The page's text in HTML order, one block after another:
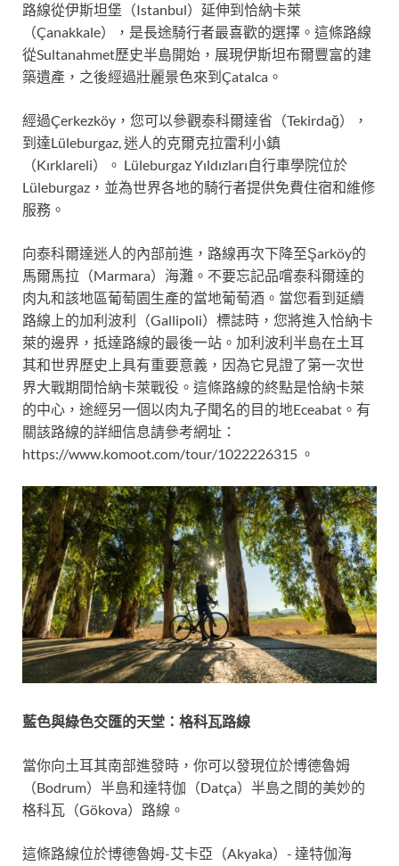
路線從伊斯坦堡（Istanbul）延伸到恰納卡萊
（Çanakkale），是長途騎行者最喜歡的選擇。這條路線
從Sultanahmet歷史半島開始，展現伊斯坦布爾豐富的建
築遺產，之後經過壯麗景色來到Çatalca。
經過Çerkezköy，您可以參觀泰科爾達省（Tekirdağ），
到達Lüleburgaz, 迷人的克爾克拉雷利小鎮
（Kırklareli）。 Lüleburgaz Yıldızları自行車學院位於
Lüleburgaz，並為世界各地的騎行者提供免費住宿和維修
服務。
向泰科爾達迷人的內部前進，路線再次下降至Şarköy的
馬爾馬拉（Marmara）海灘。不要忘記品嚐泰科爾達的
肉丸和該地區葡萄園生產的當地葡萄酒。當您看到延續
路線上的加利波利（Gallipoli）標誌時，您將進入恰納卡
萊的邊界，抵達路線的最後一站。加利波利半島在土耳
其和世界歷史上具有重要意義，因為它見證了第一次世
界大戰期間恰納卡萊戰役。這條路線的終點是恰納卡萊
的中心，途經另一個以肉丸子聞名的目的地Eceabat。有
關該路線的詳細信息請參考網址：
https://www.komoot.com/tour/1022226315 。
藍色與綠色交匯的天堂：格科瓦路線
當你向土耳其南部進發時，你可以發現位於博德魯姆
（Bodrum）半島和達特伽（Datça）半島之間的美妙的
格科瓦（Gökova）路線。
這條路線位於博德魯姆-艾卡亞（Akyaka）- 達特伽海